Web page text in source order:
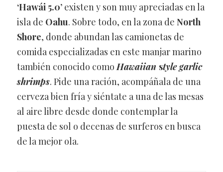
‘Hawái 5.0’existen y son muy apreciadas en la
isla de Oahu. Sobre todo, en la zona de North
Shore, donde abundan las camionetas de
comida especializadas en este manjar marino
también conocido como Hawaiian style garlic
shrimps. Pide una ración, acompáñala de una
cerveza bien fría y siéntate a una de las mesas
al aire libre desde donde contemplar la
puesta de sol o decenas de surferos en busca
de la mejor ola.